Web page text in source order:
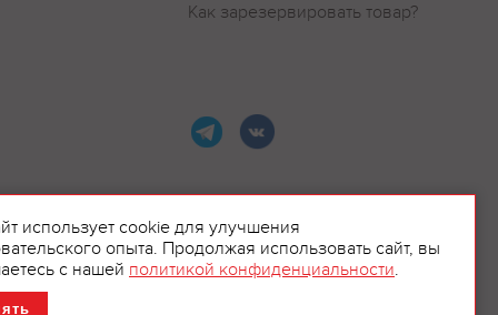
Как зарезервировать товар?
использует cookie для улучшения
опыта. Продолжая использовать сайт, вы
с нашей политикой конфиденциальности.